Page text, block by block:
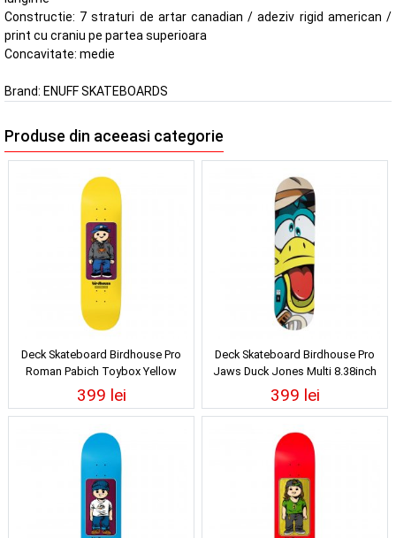
Constructie: 7 straturi de artar canadian / adeziv rigid american /
print cu craniu pe partea superioara
Concavitate: medie
Brand: ENUFF SKATEBOARDS
Produse din aceeasi categorie
Deck Skateboard Birdhouse Pro
Roman Pabich Toybox Yellow
8.5inch
399 lei
Deck Skateboard Birdhouse Pro
Jaws Duck Jones Multi 8.38inch
399 lei